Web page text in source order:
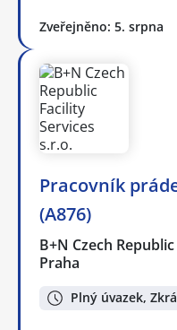
Zveřejněno: 5. srpna
Pracovník
(A876)
B+N Czech
Praha
Plný úvazek,